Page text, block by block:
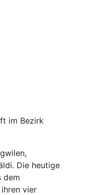
im Bezirk
Die heutige
dem
vier